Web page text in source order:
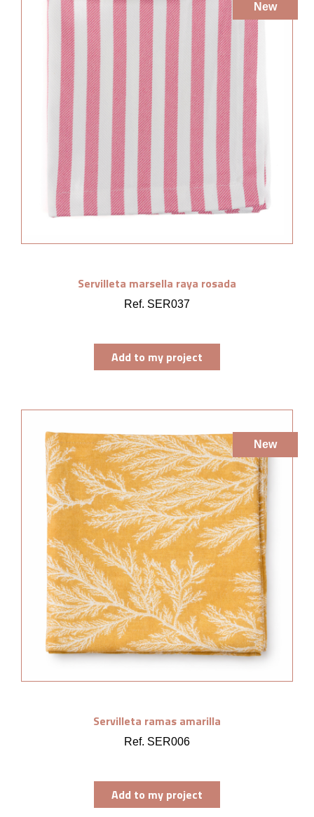
New
Servilleta marsella raya rosada
Ref. SER037
Add to my project
New
Servilleta ramas amarilla
Ref. SER006
Add to my project